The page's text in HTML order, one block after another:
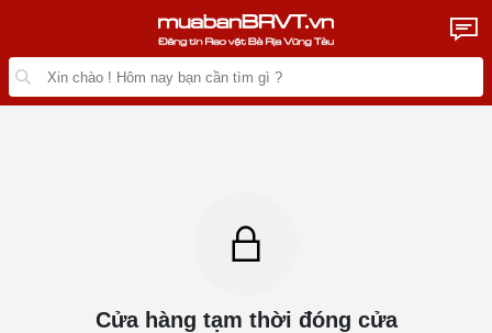
Cửa hàng tạm thời đóng cửa